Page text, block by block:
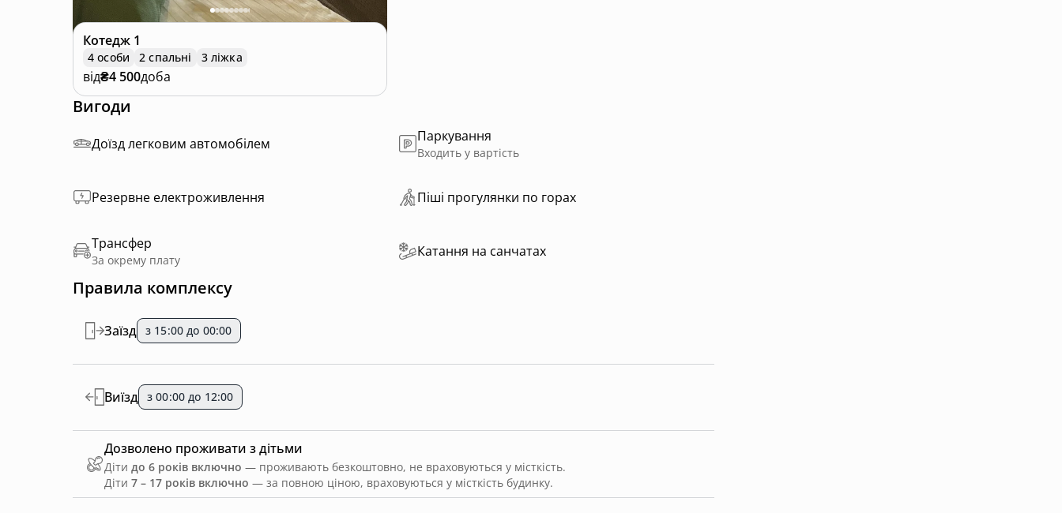
Котедж 1
4 особи 2 спальні 3 ліжка
від₴4 500доба
Вигоди
Доїзд легковим автомобілем Паркування
Входить у вартість
Резервне електроживлення Пiшi прoгулянки пo горах
Трансфер
За окрему плату
Катання на санчатах
Правила комплексу
Заїзд з 15:00 до 00:00
Виїзд з 00:00 до 12:00
Дозволено проживати з дітьми
Діти до 6 років включно — проживають безкоштовно, не враховуються у місткість.
Діти 7 – 17 років включно — за повною ціною, враховуються у місткість будинку.